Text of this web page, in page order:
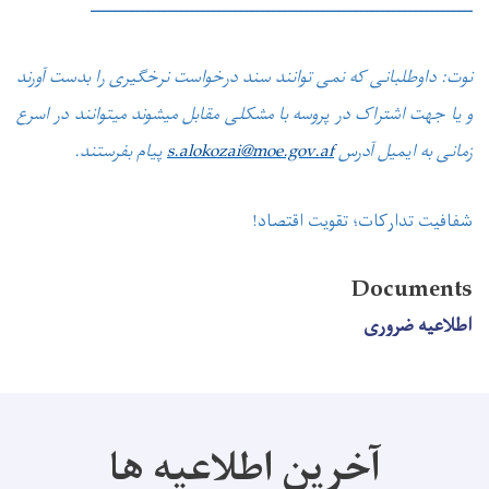
ــــــــــــــــــــــــــــــــــــــــــــــــــــــــــــــــــــــ
نوت: داوطلبانی که نمی توانند سند درخواست نرخگیری را بدست آورند
و یا جهت اشتراک در پروسه با مشکلی مقابل میشوند میتوانند در اسرع
زمانی به ایمیل آدرسs.alokozai@moe.gov.afپیام بفرستند.
شفافیت تدارکات؛ تقویت اقتصاد!
Documents
اطلاعیه ضروری
آخرین اطلاعیه ها